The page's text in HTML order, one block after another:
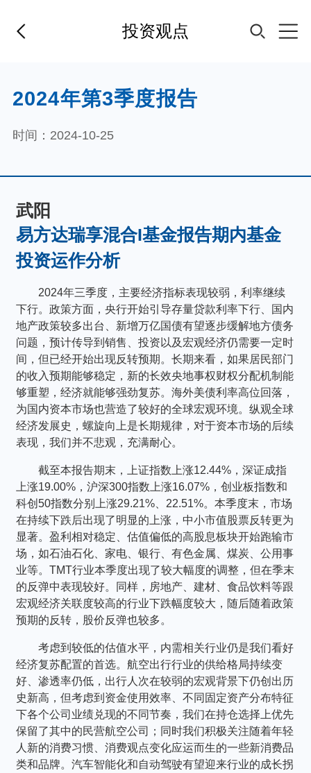
投资观点
基金经理
基金产品
指数专区
FOF
个人养老金
投资顾问
关于我们
客服中心
English
2024年第3季度报告
时间：2024-10-25
武阳
易方达瑞享混合I基金报告期内基金
投资运作分析
2024年三季度，主要经济指标表现较弱，利率继续
下行。政策方面，央行开始引导存量贷款利率下行、国内
地产政策较多出台、新增万亿国债有望逐步缓解地方债务
问题，预计传导到销售、投资以及宏观经济仍需要一定时
间，但已经开始出现反转预期。长期来看，如果居民部门
的收入预期能够稳定，新的长效央地事权财权分配机制能
够重塑，经济就能够强劲复苏。海外美债利率高位回落，
为国内资本市场也营造了较好的全球宏观环境。纵观全球
经济发展史，螺旋向上是长期规律，对于资本市场的后续
表现，我们并不悲观，充满耐心。
截至本报告期末，上证指数上涨12.44%，深证成指
上涨19.00%，沪深300指数上涨16.07%，创业板指数和
科创50指数分别上涨29.21%、22.51%。本季度末，市场
在持续下跌后出现了明显的上涨，中小市值股票反转更为
显著。盈利相对稳定、估值偏低的高股息板块开始跑输市
场，如石油石化、家电、银行、有色金属、煤炭、公用事
业等。TMT行业本季度出现了较大幅度的调整，但在季末
的反弹中表现较好。同样，房地产、建材、食品饮料等跟
宏观经济关联度较高的行业下跌幅度较大，随后随着政策
预期的反转，股价反弹也较多。
考虑到较低的估值水平，内需相关行业仍是我们看好
经济复苏配置的首选。航空出行行业的供给格局持续变
好、渗透率仍低，出行人次在较弱的宏观背景下仍创出历
史新高，但考虑到资金使用效率、不同固定资产分布特征
下各个公司业绩兑现的不同节奏，我们在持仓选择上优先
保留了其中的民营航空公司；同时我们积极关注随着年轻
人新的消费习惯、消费观点变化应运而生的一些新消费品
类和品牌。汽车智能化和自动驾驶有望迎来行业的成长拐